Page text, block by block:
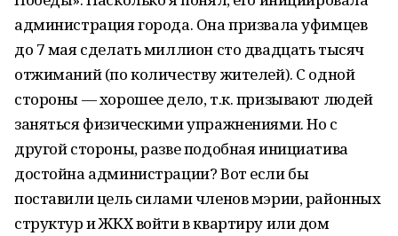
администрация города. Она призвала уфимцев
до 7 мая сделать миллион сто двадцать тысяч
отжиманий (по количеству жителей). С одной
стороны — хорошее дело, т.к. призывают людей
заняться физическими упражнениями. Но с
другой стороны, разве подобная инициатива
достойна администрации? Вот если бы
поставили цель силами членов мэрии, районных
структур и ЖКХ войти в квартиру или дом